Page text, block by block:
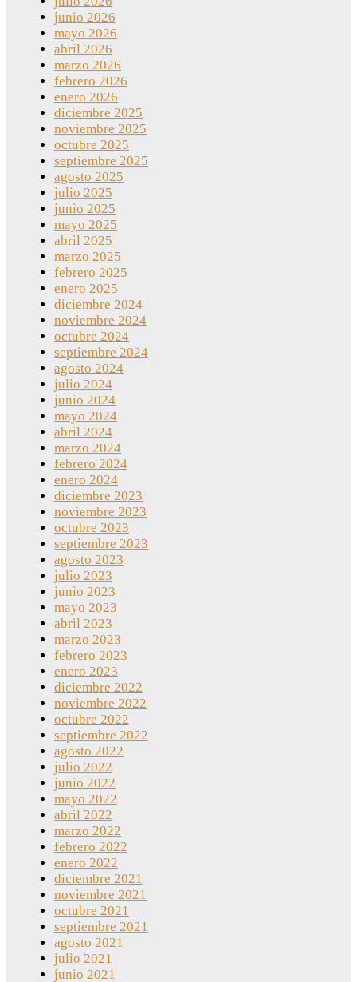
junio 2026
mayo 2026
abril 2026
marzo 2026
febrero 2026
enero 2026
diciembre 2025
noviembre 2025
octubre 2025
septiembre 2025
agosto 2025
julio 2025
junio 2025
mayo 2025
abril 2025
marzo 2025
febrero 2025
enero 2025
diciembre 2024
noviembre 2024
octubre 2024
septiembre 2024
agosto 2024
julio 2024
junio 2024
mayo 2024
abril 2024
marzo 2024
febrero 2024
enero 2024
diciembre 2023
noviembre 2023
octubre 2023
septiembre 2023
agosto 2023
julio 2023
junio 2023
mayo 2023
abril 2023
marzo 2023
febrero 2023
enero 2023
diciembre 2022
noviembre 2022
octubre 2022
septiembre 2022
agosto 2022
julio 2022
junio 2022
mayo 2022
abril 2022
marzo 2022
febrero 2022
enero 2022
diciembre 2021
noviembre 2021
octubre 2021
septiembre 2021
agosto 2021
julio 2021
junio 2021